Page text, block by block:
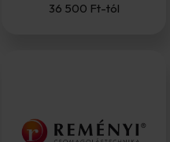
36 500 Ft-tól